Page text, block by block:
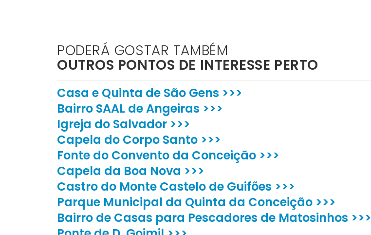
PODERÁ GOSTAR TAMBÉM
OUTROS PONTOS DE INTERESSE PERTO
Casa e Quinta de São Gens >>>
Bairro SAAL de Angeiras >>>
Igreja do Salvador >>>
Capela do Corpo Santo >>>
Fonte do Convento da Conceição >>>
Capela da Boa Nova >>>
Castro do Monte Castelo de Guifões >>>
Parque Municipal da Quinta da Conceição >>>
Bairro de Casas para Pescadores de Matosinhos >>>